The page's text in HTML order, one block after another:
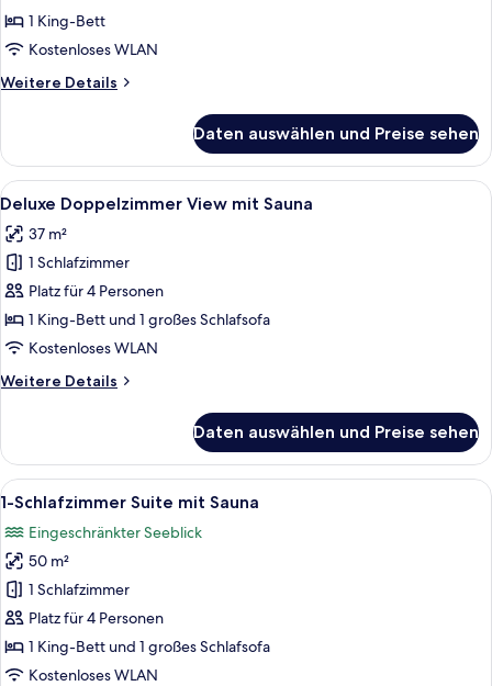
mit
Sauna
1 King-Bett
Kostenloses WLAN
Weitere Details
Weitere
Doppelzimmer
View
mit
Daten auswählen und Preise sehen
Alle
Fotos
für
Deluxe
Doppelzimmer
View
mit
anzeigen
Ein modernes Hotelzimmer mit Bett,
5
Deluxe Doppelzimmer View mit Sauna
37 m²
1 Schlafzimmer
Platz für 4 Personen
1 King-Bett und 1 großes Schlafsofa
Kostenloses WLAN
Weitere Details
Weitere
Doppelzimmer
View
mit
Daten auswählen und Preise sehen
Alle
Fotos
für
1-
Schlafzimmer
Suite
mit
Sauna
Ein modernes Hotelzimmer mit
7
1-Schlafzimmer Suite mit Sauna
Eingeschränkter Seeblick
50 m²
1 Schlafzimmer
Platz für 4 Personen
1 King-Bett und 1 großes Schlafsofa
Kostenloses WLAN